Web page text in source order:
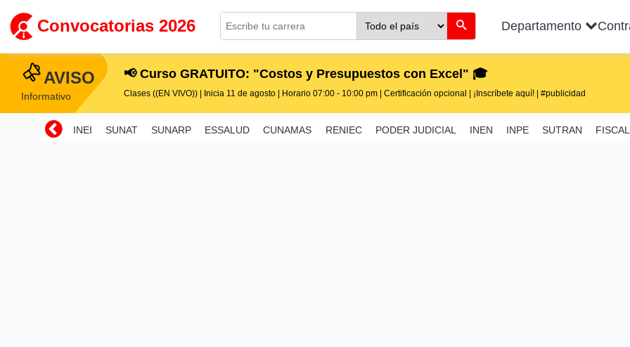
Convocatorias 2026 Departamento
AVISO
Informativo
📢 Curso GRATUITO: "Costos y Presupuestos con Excel" 🎓
Clases ((EN VIVO)) | Inicia 11 de agosto | Horario 07:00 - 10:00 pm | Certificación opcional | ¡Inscríbete aquí! | #publicidad
INEI SUNAT SUNARP ESSALUD CUNAMAS RENIEC PODER JUDICIAL INEN INPE SUTRAN